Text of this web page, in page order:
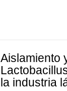
Aislamiento
la industria